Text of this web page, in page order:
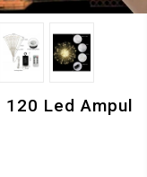
120 Led Ampul